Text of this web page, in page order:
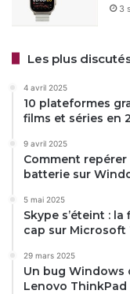
3
Les plus
4 avril 2025
10 plateformes
films et séries en
9 avril 2025
Comment
batterie sur
5 mai 2025
Skype s’éteint :
cap sur Microsoft
29 mars 2025
Un bug Windows
Lenovo ThinkPad